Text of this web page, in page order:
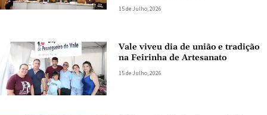
15 de Julho, 2026
Vale viveu dia de união e tradição
na Feirinha de Artesanato
15 de Julho, 2026